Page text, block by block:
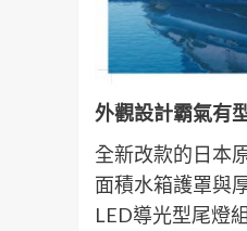
外觀設計霸氣有
全新改款的日本
面積水箱護罩與
LED導光型尾燈